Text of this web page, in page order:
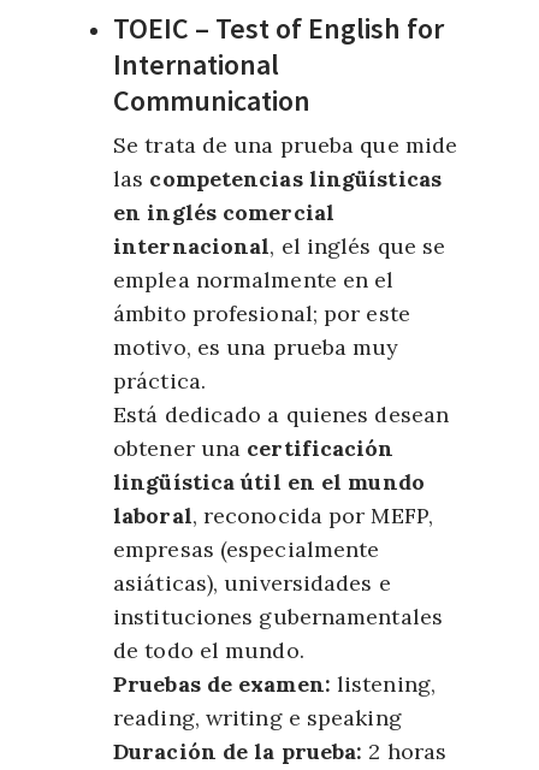
TOEIC – Test of English for
International
Communication
Se trata de una prueba que mide
las competencias lingüísticas
en inglés comercial
internacional, el inglés que se
emplea normalmente en el
ámbito profesional; por este
motivo, es una prueba muy
práctica.
Está dedicado a quienes desean
obtener una certificación
lingüística útil en el mundo
laboral, reconocida por MEFP,
empresas (especialmente
asiáticas), universidades e
instituciones gubernamentales
de todo el mundo.
Pruebas de examen: listening,
reading, writing e speaking
Duración de la prueba: 2 horas